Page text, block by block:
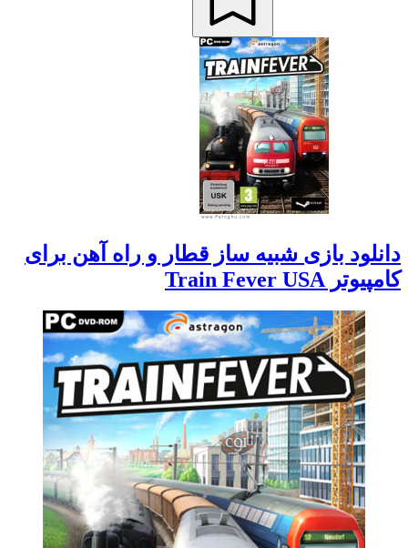
دانلود بازی شبیه ساز قطار و راه آهن برای
کامپیوتر Train Fever USA